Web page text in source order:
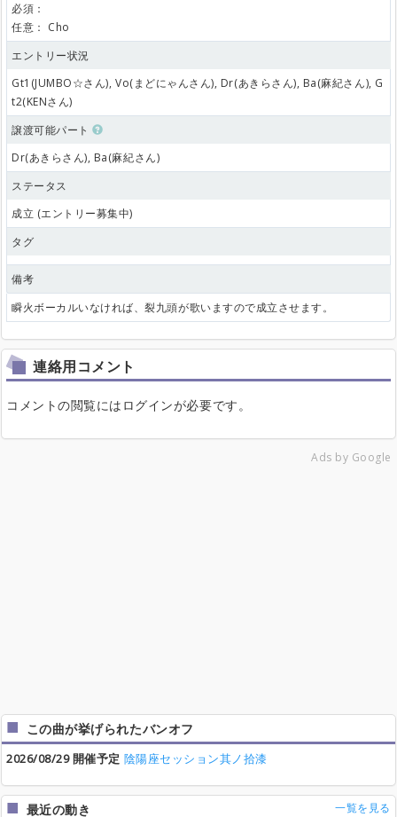
必須：
任意： Cho
エントリー状況
Gt1(JUMBO☆さん), Vo(まどにゃんさん), Dr(あきらさん), Ba(麻紀さん), G
t2(KENさん)
譲渡可能パート
Dr(あきらさん), Ba(麻紀さん)
ステータス
成立 (エントリー募集中)
タグ
備考
瞬火ボーカルいなければ、裂九頭が歌いますので成立させます。
連絡用コメント
コメントの閲覧にはログインが必要です。
Ads by Google
この曲が挙げられたバンオフ
2026/08/29 開催予定 陰陽座セッション其ノ拾漆
最近の動き 一覧を見る